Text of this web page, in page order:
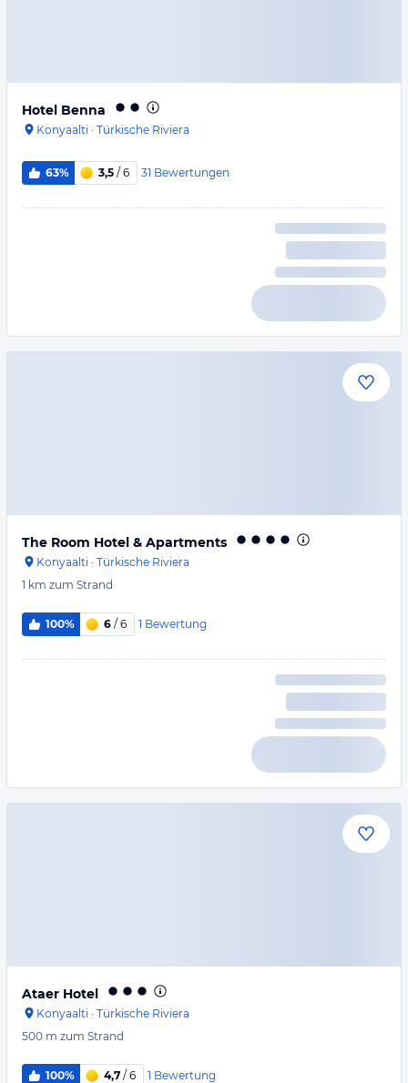
Hotel Benna
Konyaalti · Türkische Riviera
63% 3,5 / 6 31 Bewertungen
The Room Hotel & Apartments
Konyaalti · Türkische Riviera
1 km zum Strand
100% 6 / 6 1 Bewertung
Ataer Hotel
Konyaalti · Türkische Riviera
500 m zum Strand
100% 4,7 / 6 1 Bewertung